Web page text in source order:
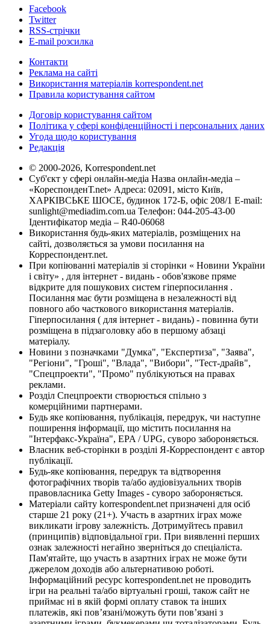
Facebook
Twitter
RSS-стрічки
E-mail розсилка
Контакти
Реклама на сайті
Використання матеріалів korrespondent.net
Правила користування сайтом
Договір користування сайтом
Політика у сфері конфіденційності і персональних даних
Угода щодо користування
Редакція
© 2000-2026, Korrespondent.net
Суб'єкт у сфері онлайн-медіа Назва онлайн-медіа –
«КореспонденТ.net» Адреса: 02091, місто Київ,
ХАРКІВСЬКЕ ШОСЕ, будинок 172-Б, офіс 208/1 E-mail:
sunlight@mediadim.com.ua Телефон: 044-205-43-00
Ідентифікатор медіа – R40-06068
Використання будь-яких матеріалів, розміщених на
сайті, дозволяється за умови посилання на
Корреспондент.net.
При копіюванні матеріалів зі сторінки « Новини України
і світу» , для інтернет - видань - обов'язкове пряме
відкрите для пошукових систем гіперпосилання .
Посилання має бути розміщена в незалежності від
повного або часткового використання матеріалів.
Гіперпосилання ( для інтернет - видань) - повинна бути
розміщена в підзаголовку або в першому абзаці
матеріалу.
Новини з позначками "Думка", "Експертиза", "Заява",
"Регіони", "Гроші", "Влада", "Вибори", "Тест-драйв",
"Спецпроекти", "Промо" публікуються на правах
реклами.
Розділ Спецпроекти створюється спільно з
комерційними партнерами.
Будь яке копіювання, публікація, передрук, чи наступне
поширення інформації, що містить посилання на
"Інтерфакс-Україна", EPA / UPG, суворо забороняється.
Власник веб-сторінки в розділі Я-Корреспондент є автор
публікації.
Будь-яке копіювання, передрук та відтворення
фотографічних творів та/або аудіовізуальних творів
правовласника Getty Images - суворо забороняється.
Матеріали сайту korrespondent.net призначені для осіб
старше 21 року (21+). Участь в азартних іграх може
викликати ігрову залежність. Дотримуйтесь правил
(принципів) відповідальної гри. При виявленні перших
ознак залежності негайно зверніться до спеціаліста.
Пам'ятайте, що участь в азартних іграх не може бути
джерелом доходів або альтернативою роботі.
Інформаційний ресурс korrespondent.net не проводить
ігри на реальні та/або віртуальні гроші, також сайт не
приймає ні в якій формі оплату ставок та інших
платежів, які пов’язані/можуть бути пов’язані з